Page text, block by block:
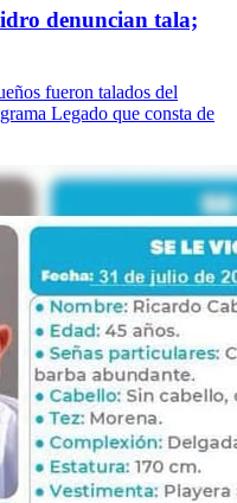
denuncian tala;
fueron talados del
Legado que consta de